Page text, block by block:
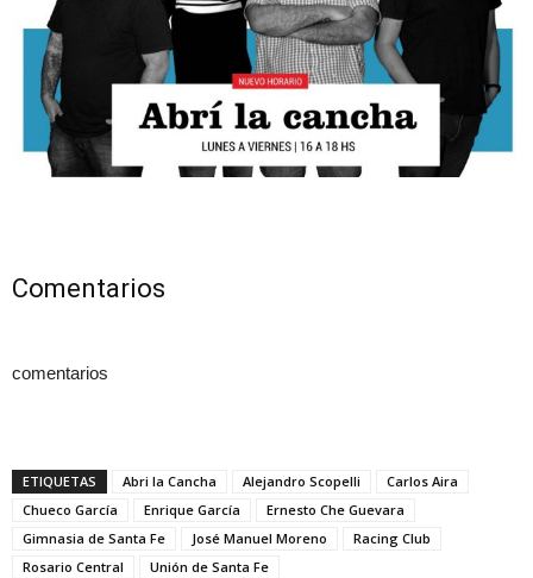
Comentarios
comentarios
ETIQUETAS Abri la Cancha Alejandro Scopelli
Carlos Aira
Chueco García
Enrique García
Ernesto Che Guevara
Gimnasia de Santa Fe
José Manuel Moreno
Racing Club
Rosario Central
Unión de Santa Fe